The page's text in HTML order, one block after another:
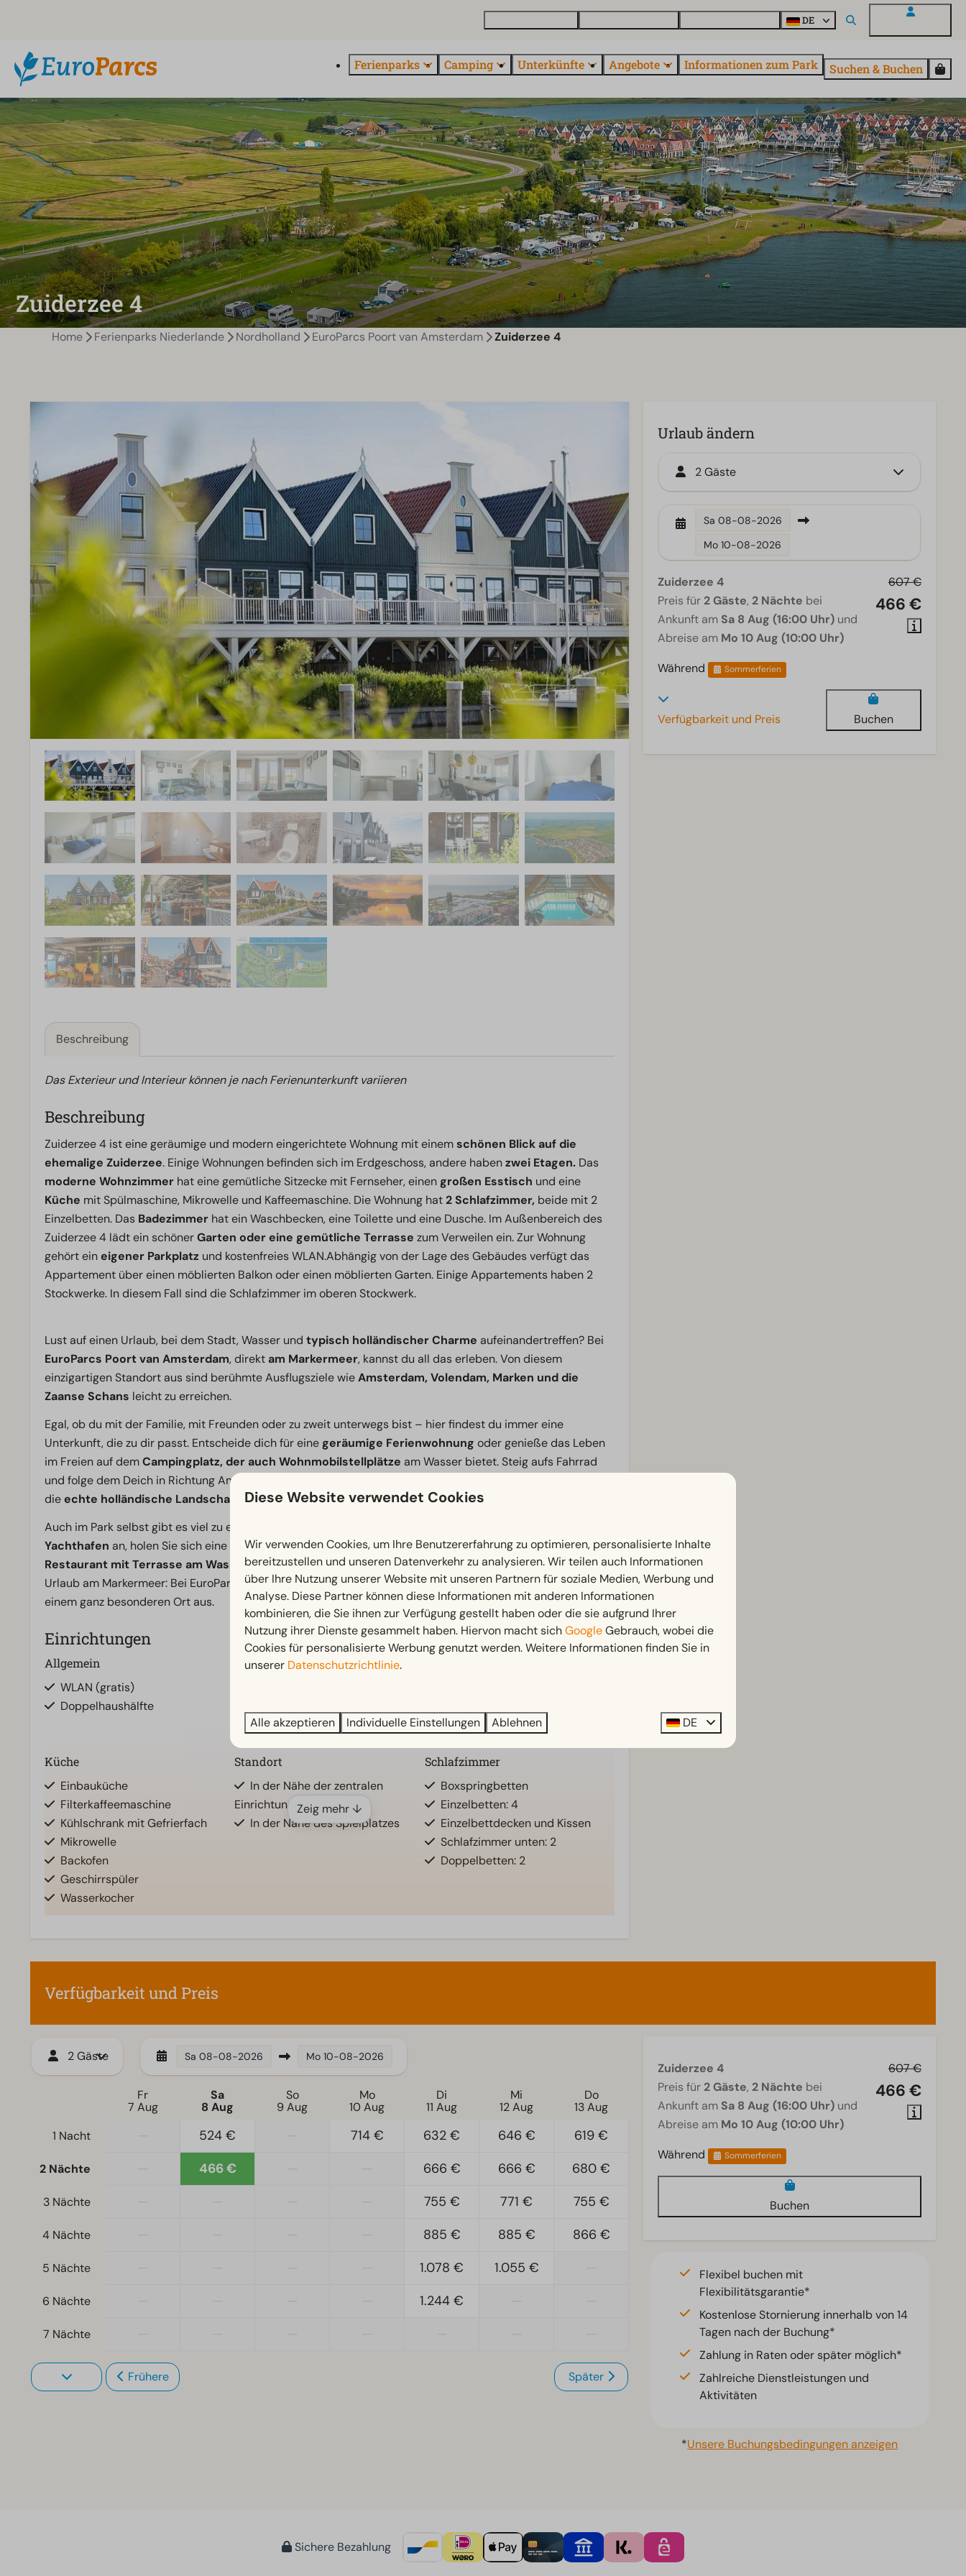
DE
Ferienparks Camping Unterkünfte Angebote Informationen zum Park Suchen & Buchen
Zuiderzee 4
Home Ferienparks Niederlande Nordholland EuroParcs Poort van Amsterdam Zuiderzee 4
Beschreibung
Das Exterieur und Interieur können je nach Ferienunterkunft variieren
Beschreibung
Zuiderzee 4 ist eine geräumige und modern eingerichtete Wohnung mit einemschönen Blick auf die
ehemalige Zuiderzee. Einige Wohnungen befinden sich im Erdgeschoss, andere habenzwei Etagen. Das
moderne Wohnzimmer hat eine gemütliche Sitzecke mit Fernseher, einen großen Esstisch und eine
Küche mit Spülmaschine, Mikrowelle und Kaffeemaschine. Die Wohnung hat2 Schlafzimmer, beide mit 2
Einzelbetten. Das Badezimmer hat ein Waschbecken, eine Toilette und eine Dusche. Im Außenbereich des
Zuiderzee 4 lädt ein schönerGarten oder eine gemütliche Terrasse zum Verweilen ein. Zur Wohnung
gehört eineigener Parkplatz und kostenfreies WLAN.Abhängig von der Lage des Gebäudes verfügt das
Appartement über einen möblierten Balkon oder einen möblierten Garten. Einige Appartements haben 2
Stockwerke. In diesem Fall sind die Schlafzimmer im oberen Stockwerk.
Lust auf einen Urlaub, bei dem Stadt, Wasser und typisch holländischer Charme aufeinandertreffen? Bei
EuroParcs Poort van Amsterdam, direkt am Markermeer, kannst du all das erleben. Von diesem
einzigartigen Standort aus sind berühmte Ausflugsziele wieAmsterdam, Volendam, Marken und die
Zaanse Schans leicht zu erreichen.
Egal, ob du mit der Familie, mit Freunden oder zu zweit unterwegs bist – hier findest du immer eine
Unterkunft, die zu dir passt. Entscheide dich für eine geräumige Ferienwohnung oder genieße das Leben
im Freien auf demCampingplatz, der auch Wohnmobilstellplätze am Wasser bietet. Steig aufs Fahrrad
und folge dem Deich in Richtung Amsterdam, während du unterwegs weite Polder, gemütliche Dörfer und
dieechte holländische Landschaft
bewundern kannst.
Auch im Park selbst gibt es viel zu erleben. Nehmen Sie ein Bad im
Yachthafen an, holen Sie sich eine Leckerei an der Snackbar oder nehmen Sie Platz im stimmungsvollen
Restaurant mit Terrasse am Wasser. Von einem pulsierendenStädtetripbis hin zu einem entspannten
Urlaub am Markermeer: Bei EuroParcs Poort van Amsterdam entdecken Sie dasBeste der Niederlandevon
einem ganz besonderen Ort aus.
Einrichtungen
Allgemein
WLAN (gratis)
Doppelhaushälfte
Badezimmer
Gartenmöbel
Küche
Einbauküche
Filterkaffeemaschine
Kühlschrank mit Gefrierfach
Mikrowelle
Backofen
Geschirrspüler
Wasserkocher
Standort
In der Nähe der zentralen
Einrichtungen
In der Nähe des Spielplatzes
Schlafzimmer
Boxspringbetten
Einzelbetten: 4
Einzelbettdecken und Kissen
Schlafzimmer unten: 2
Doppelbetten: 2
Ebenerdig
Fernseher
Zeig mehr ↓
Urlaub ändern
2 Gäste
Sa 08-08-2026
Mo 10-08-2026
607 €
466 €
Zuiderzee 4
Preis für 2 Gäste, 2 Nächte bei
Ankunft am Sa 8 Aug (16:00 Uhr) und
Abreise am Mo 10 Aug (10:00 Uhr)
Während
Sommerferien
Verfügbarkeit und Preis Buchen
Verfügbarkeit und Preis
2 Gäste Sa 08-08-2026 Mo 10-08-2026
Fr
7 Aug
Sa
8 Aug
So
9 Aug
Mo
10 Aug
Di
11 Aug
Mi
12 Aug
Do
13 Aug
1 Nacht
524 € 714 € 632 € 646 € 619 €
2 Nächte 466 € 666 € 666 € 680 €
3 Nächte 755 € 771 € 755 €
4 Nächte 885 € 885 € 866 €
5 Nächte 1.078 € 1.055 €
6 Nächte 1.244 €
7 Nächte
Frühere Später
607 €
466 €
Zuiderzee 4
Preis für 2 Gäste, 2 Nächte bei
Ankunft am Sa 8 Aug (16:00 Uhr) und
Abreise am Mo 10 Aug (10:00 Uhr)
Während
Sommerferien
Buchen
Flexibel buchen mit
Flexibilitätsgarantie*
Kostenlose Stornierung innerhalb von 14
Tagen nach der Buchung*
Zahlung in Raten oder später möglich*
Zahlreiche Dienstleistungen und
Aktivitäten
*Unsere Buchungsbedingungen anzeigen
Sichere Bezahlung
Diese Website verwendet Cookies
Wir verwenden Cookies, um Ihre Benutzererfahrung zu optimieren, personalisierte Inhalte
bereitzustellen und unseren Datenverkehr zu analysieren. Wir teilen auch Informationen
über Ihre Nutzung unserer Website mit unseren Partnern für soziale Medien, Werbung und
Analyse. Diese Partner können diese Informationen mit anderen Informationen
kombinieren, die Sie ihnen zur Verfügung gestellt haben oder die sie aufgrund Ihrer
Nutzung ihrer Dienste gesammelt haben. Hiervon macht sichGoogleGebrauch, wobei die
Cookies für personalisierte Werbung genutzt werden. Weitere Informationen finden Sie in
unserer Datenschutzrichtlinie.
Alle akzeptieren Individuelle Einstellungen Ablehnen DE